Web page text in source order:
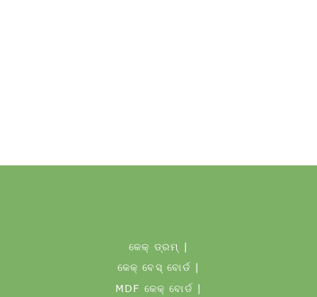
କେକ୍ ଡ୍ରମ୍ |
କେକ୍ ବେସ୍ ବୋର୍ଡ |
MDF କେକ୍ ବୋର୍ଡ |